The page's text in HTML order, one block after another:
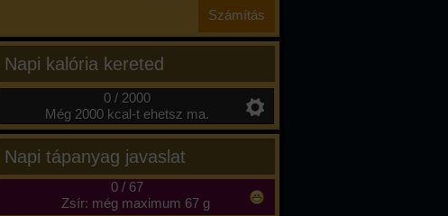
Napi kalória kereted
0 / 2000
Még 2000 kcal-t ehetsz ma.
Napi tápanyag javaslat
0/ 67
Zsír: még maximum 67 g